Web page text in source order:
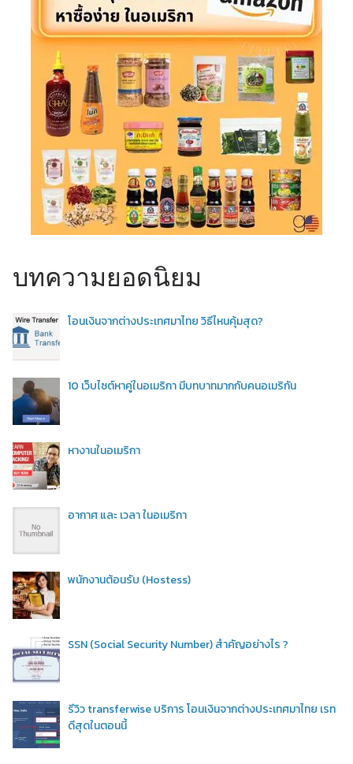
บทความยอดนิยม
โอนเงินจากต่างประเทศมาไทย วิธีไหนคุ้มสุด?
10 เว็บไซต์หาคู่ในอเมริกา มีบทบาทมากกับคนอเมริกัน
หางานในอเมริกา
อากาศ และ เวลา ในอเมริกา
พนักงานต้อนรับ (Hostess)
SSN (Social Security Number) สำคัญอย่างไร ?
รีวิว transferwise บริการ โอนเงินจากต่างประเทศมาไทย เรท
ดีสุดในตอนนี้